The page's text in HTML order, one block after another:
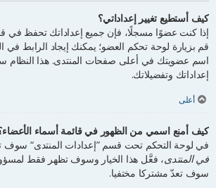
كيف أستطيع تغيير إعداداتي؟
إذا كنت عضوًا مسجلًا، فإن جميع إعداداتك تحفظ في
قم بزيارة لوحة تحكم العضو؛ يمكنك إيجاد الرابط
اسم عضويتك في أعلى صفحات المنتدى. هذا النظام
إعداداتك وتفضيلاتك.
أعلى
كيف أمنع اسمي من الظهور في قائمة أسماء
في لوحة التحكم تحت قسم ”إعدادات المنتدى“ سوف
في المنتدى، فعَّل هذا الخيار وسوف تظهر فقط
سوف تعدّ مشتركا مختفيا.